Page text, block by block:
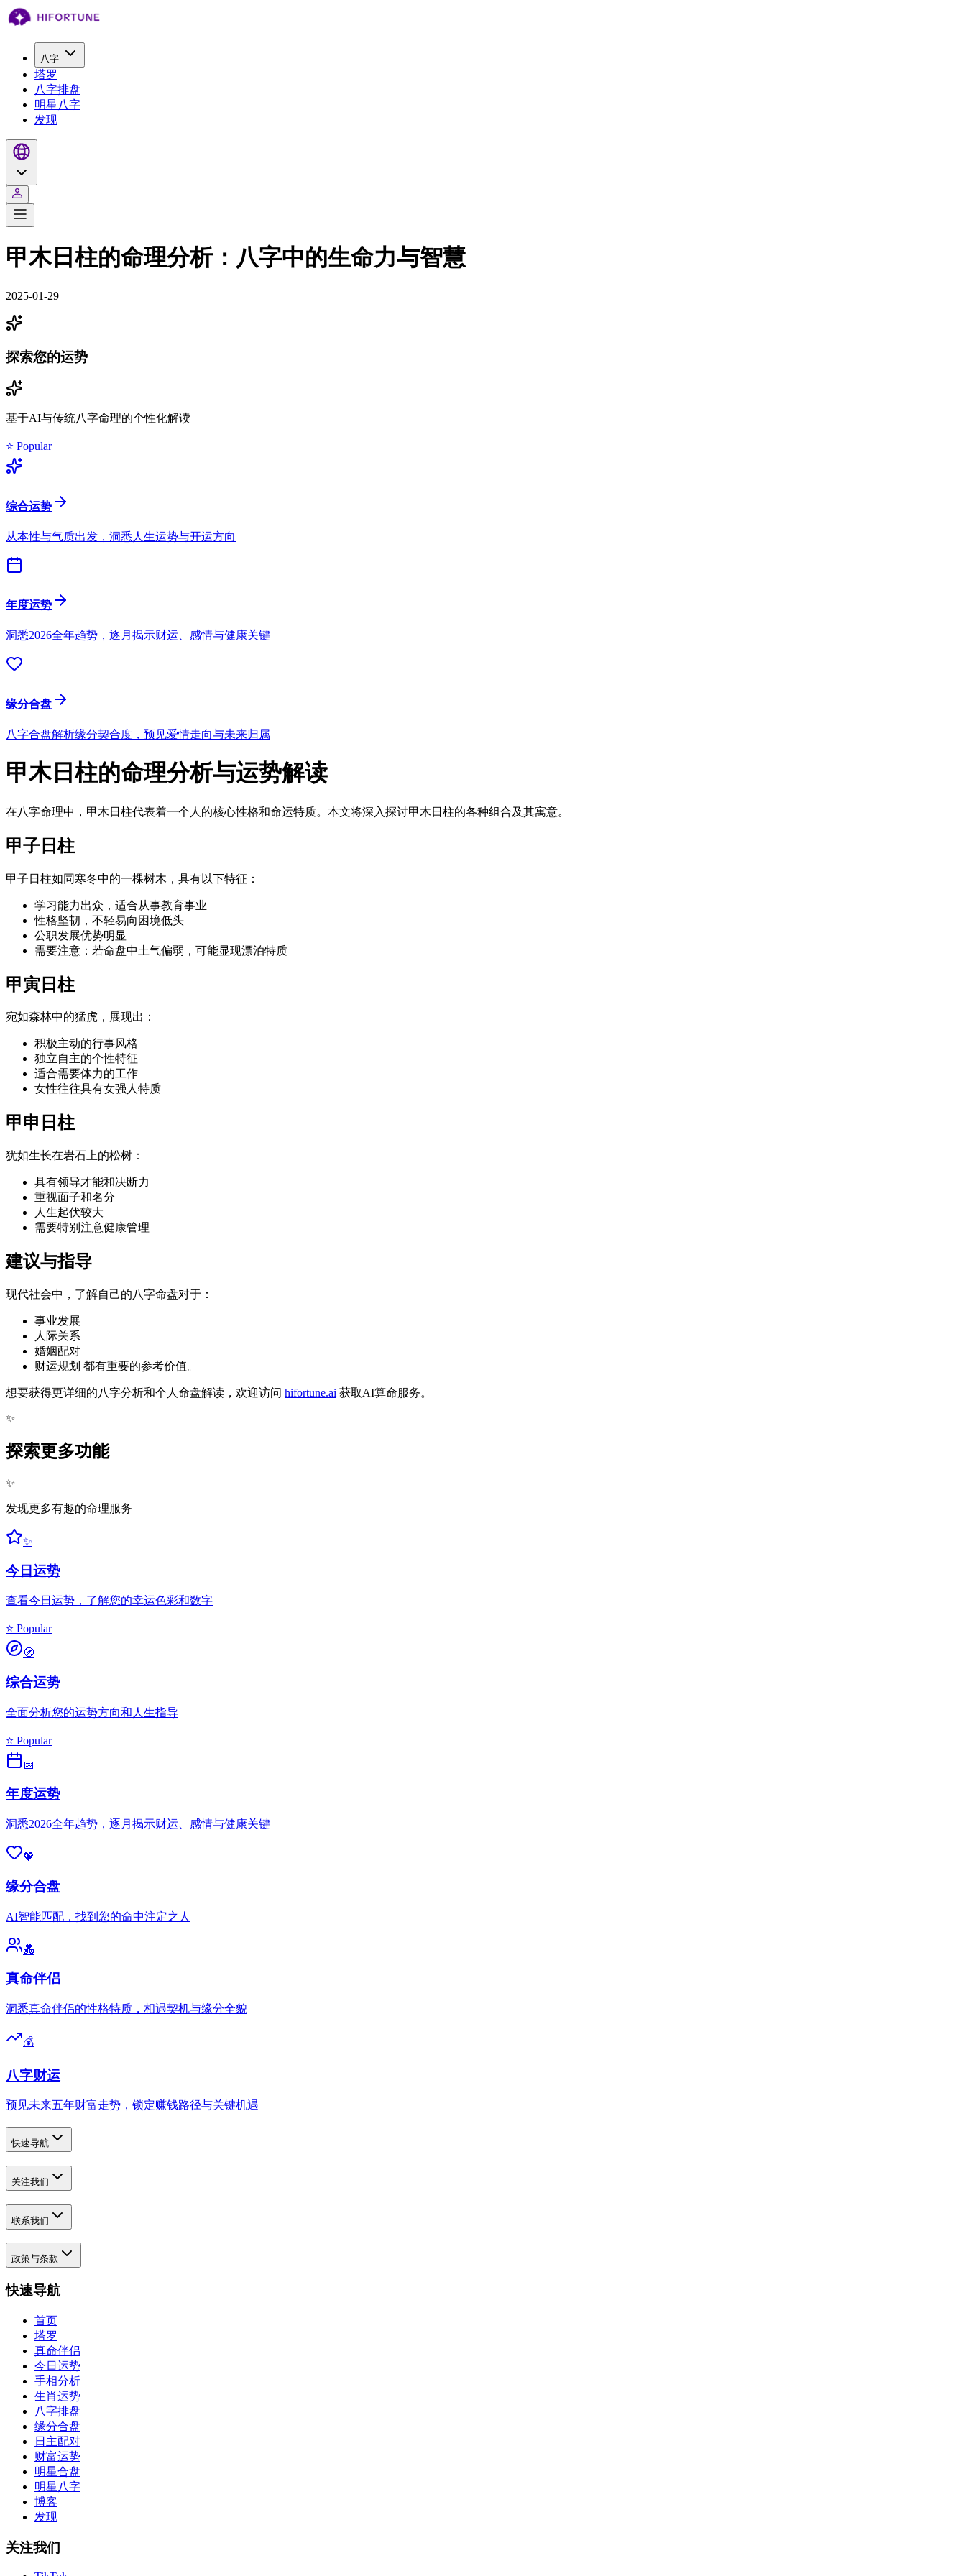
八字
塔罗
八字排盘
明星八字
发现
甲木日柱的命理分析：八字中的生命力与智慧
2025-01-29
探索您的运势
基于AI与传统八字命理的个性化解读
⭐ Popular
综合运势
从本性与气质出发，洞悉人生运势与开运方向
年度运势
洞悉2026全年趋势，逐月揭示财运、感情与健康关键
缘分合盘
八字合盘解析缘分契合度，预见爱情走向与未来归属
甲木日柱的命理分析与运势解读
在八字命理中，甲木日柱代表着一个人的核心性格和命运特质。本文将深入探讨甲木日柱的各种组合及其寓意。
甲子日柱
甲子日柱如同寒冬中的一棵树木，具有以下特征：
学习能力出众，适合从事教育事业
性格坚韧，不轻易向困境低头
公职发展优势明显
需要注意：若命盘中土气偏弱，可能显现漂泊特质
甲寅日柱
宛如森林中的猛虎，展现出：
积极主动的行事风格
独立自主的个性特征
适合需要体力的工作
女性往往具有女强人特质
甲申日柱
犹如生长在岩石上的松树：
具有领导才能和决断力
重视面子和名分
人生起伏较大
需要特别注意健康管理
建议与指导
现代社会中，了解自己的八字命盘对于：
事业发展
人际关系
婚姻配对
财运规划 都有重要的参考价值。
想要获得更详细的八字分析和个人命盘解读，欢迎访问 hifortune.ai 获取AI算命服务。
✨
探索更多功能
✨
发现更多有趣的命理服务
✨
今日运势
查看今日运势，了解您的幸运色彩和数字
⭐ Popular
🧭
综合运势
全面分析您的运势方向和人生指导
⭐ Popular
📅
年度运势
洞悉2026全年趋势，逐月揭示财运、感情与健康关键
💖
缘分合盘
AI智能匹配，找到您的命中注定之人
💑
真命伴侣
洞悉真命伴侣的性格特质，相遇契机与缘分全貌
💰
八字财运
预见未来五年财富走势，锁定赚钱路径与关键机遇
快速导航
关注我们
联系我们
政策与条款
快速导航
首页
塔罗
真命伴侣
今日运势
手相分析
生肖运势
八字排盘
缘分合盘
日主配对
财富运势
明星合盘
明星八字
博客
发现
关注我们